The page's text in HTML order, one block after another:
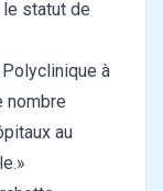
statut de
Polyclinique à
nombre
au